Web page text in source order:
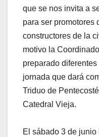
que se nos in­vi­ta a
para ser pro­mo­to­res
cons­truc­to­res de la
motivo la
preparado
jornada que dará
Triduo de
Catedral Vieja.
El sábado 3 de